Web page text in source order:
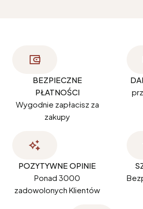
BEZPIECZNE
PŁATNOŚCI
Wygodnie zapłacisz za
zakupy
POZYTYWNE OPINIE
Ponad 3000
zadowolonych Klientów